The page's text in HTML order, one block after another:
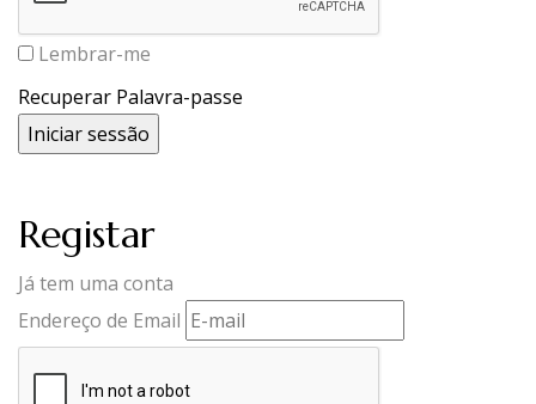
Lembrar-me
Recuperar Palavra-passe
Registar
Já tem uma conta
Endereço de Email